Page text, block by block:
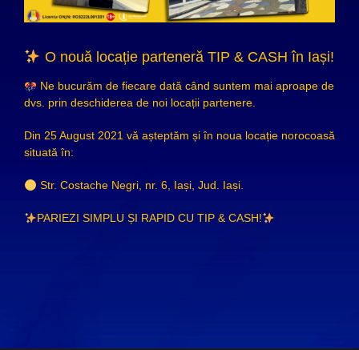
O nouă locație parteneră TIP & CASH în Iași!
Ne bucurăm de fiecare dată când suntem mai aproape de
dvs. prin deschiderea de noi locații partenere.
Din 25 August 2021 vă așteptăm și în noua locație norocoasă
situată în:
Str. Costache Negri, nr. 6, Iași, Jud. Iași.
PARIEZI SIMPLU ȘI RAPID CU TIP & CASH!